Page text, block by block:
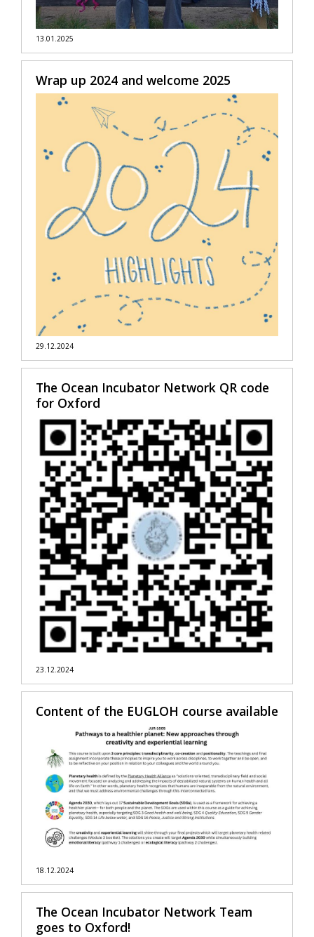
13.01.2025
Wrap up 2024 and welcome 2025
29.12.2024
The Ocean Incubator Network QR code
for Oxford
23.12.2024
Content of the EUGLOH course available
18.12.2024
The Ocean Incubator Network Team
goes to Oxford!